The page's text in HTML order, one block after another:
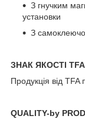
З гнучким
установки
З
ЗНАК ЯКОСТІ TFA
Продукція від TFA
QUALITY-by